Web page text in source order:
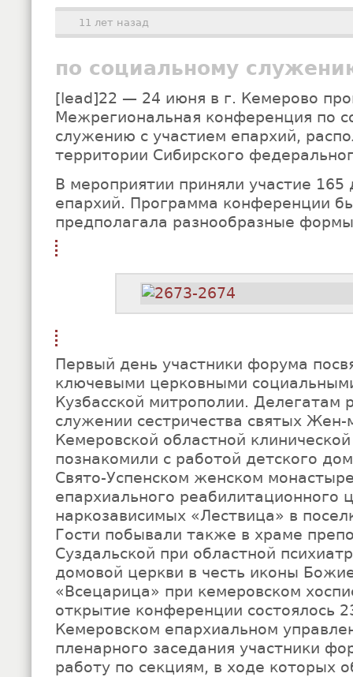
11 лет назад
по социальному
[lead]22 — 24 июня в г. Кемерово
Межрегиональная конференция по
служению с участием епархий,
территории Сибирского
В мероприятии приняли участие 165
епархий. Программа конференции
предполагала разнообразные
Первый день участники форума
ключевыми церковными
Кузбасской митрополии. Делегатам
служении сестричества святых
Кемеровской областной
познакомили с работой детского
Свято-Успенском женском
епархиального реабилитационного
наркозависимых «Лествица» в
Гости побывали также в храме
Суздальской при областной
домовой церкви в честь иконы
«Всецарица» при кемеровском
открытие конференции состоялось
Кемеровском епархиальном
пленарного заседания участники
работу по секциям, в ходе которых